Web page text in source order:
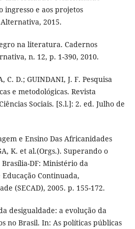
ingresso e aos projetos
2015.
na literatura. Cadernos
n. 12, p. 1-390, 2010.
C. D.; GUINDANI, J. F. Pesquisa
e metodológicas. Revista
Sociais. [S.l.]: 2. ed. Julho de
e Ensino Das Africanidades
K. et al.(Orgs.). Superando o
Brasília-DF: Ministério da
Continuada,
(SECAD), 2005. p. 155-172.
desigualdade: a evolução da
no Brasil. In: As políticas públicas